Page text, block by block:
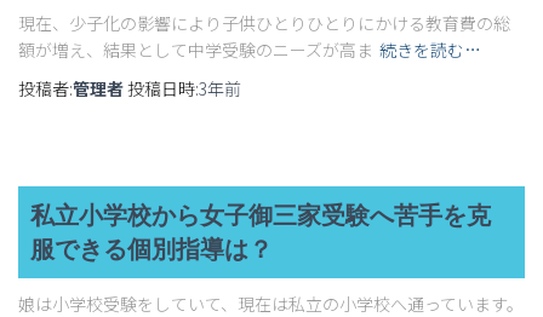
現在、少子化の影響により子供ひとりひとりにかける教育費の総
額が増え、結果として中学受験のニーズが高ま 続きを読む…
投稿者:管理者投稿日時:3年前
私立小学校から女子御三家受験へ苦手を克
服できる個別指導は？
娘は小学校受験をしていて、現在は私立の小学校へ通っています。